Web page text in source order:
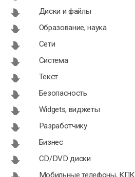
Диски и файлы
Образование, наука
Сети
Система
Текст
Безопасность
Widgets, виджеты
Разработчику
Бизнес
CD/DVD диски
Мобильные телефоны, КПК